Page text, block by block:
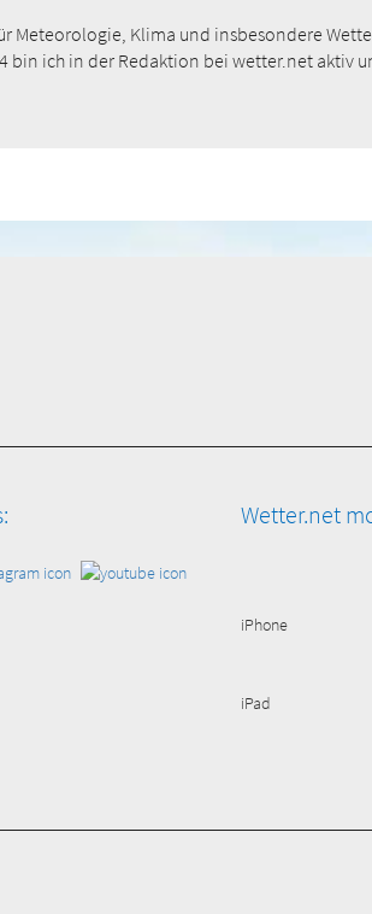
Meteorologie, Klima und insbesondere
bin ich in der Redaktion bei wetter.net aktiv
Wetter.net
iPhone
iPad